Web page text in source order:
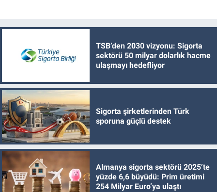
TSB’den 2030 vizyonu: Sigorta
sektörü 50 milyar dolarlık hacme
ulaşmayı hedefliyor
Sigorta şirketlerinden Türk
sporuna güçlü destek
Almanya sigorta sektörü 2025’te
yüzde 6,6 büyüdü: Prim üretimi
254 Milyar Euro’ya ulaştı